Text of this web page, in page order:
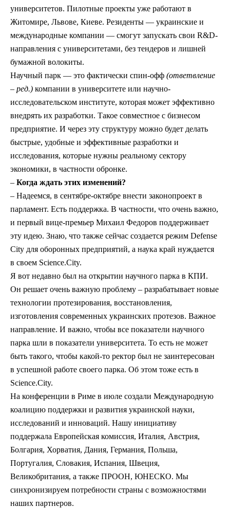
университетов. Пилотные проекты уже работают в
Житомире, Львове, Киеве. Резиденты — украинские и
международные компании — смогут запускать свои R&D-
направления с университетами, без тендеров и лишней
бумажной волокиты.
Научный парк — это фактически спин-офф (ответвление
– ред.) компании в университете или научно-
исследовательском институте, которая может эффективно
внедрять их разработки. Такое совместное с бизнесом
предприятие. И через эту структуру можно будет делать
быстрые, удобные и эффективные разработки и
исследования, которые нужны реальному сектору
экономики, в частности обронке.
– Когда ждать этих изменений?
– Надеемся, в сентябре-октябре внести законопроект в
парламент. Есть поддержка. В частности, что очень важно,
и первый вице-премьер Михаил Федоров поддерживает
эту идею. Знаю, что также сейчас создается режим Defense
City для оборонных предприятий, а наука край нуждается
в своем Science.City.
Я вот недавно был на открытии научного парка в КПИ.
Он решает очень важную проблему – разрабатывает новые
технологии протезирования, восстановления,
изготовления современных украинских протезов. Важное
направление. И важно, чтобы все показатели научного
парка шли в показатели университета. То есть не может
быть такого, чтобы какой-то ректор был не заинтересован
в успешной работе своего парка. Об этом тоже есть в
Science.City.
На конференции в Риме в июле создали Международную
коалицию поддержки и развития украинской науки,
исследований и инноваций. Нашу инициативу
поддержала Европейская комиссия, Италия, Австрия,
Болгария, Хорватия, Дания, Германия, Польша,
Португалия, Словакия, Испания, Швеция,
Великобритания, а также ПРООН, ЮНЕСКО. Мы
синхронизируем потребности страны с возможностями
наших партнеров.